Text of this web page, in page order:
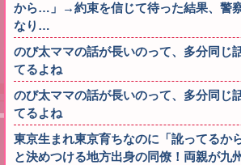
から…」→約束を信じて待った結果、警
なり…
のび太ママの話が長いのって、多分同じ
てるよね
のび太ママの話が長いのって、多分同じ
てるよね
東京生まれ東京育ちなのに「訛ってるか
と決めつける地方出身の同僚！両親が九